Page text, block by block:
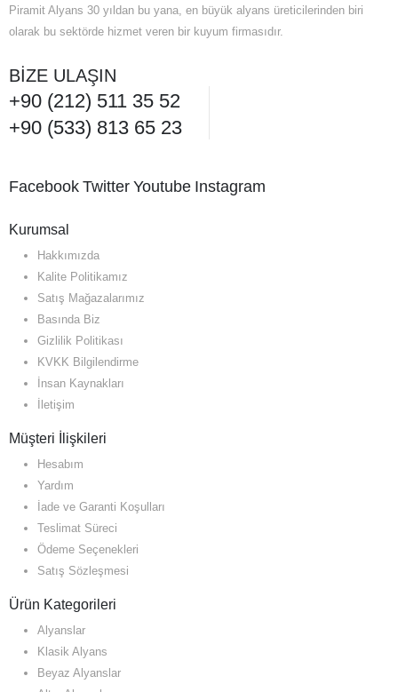
Piramit Alyans 30 yıldan bu yana, en büyük alyans üreticilerinden biri
olarak bu sektörde hizmet veren bir kuyum firmasıdır.
BIZE ULAŞIN
+90 (212) 511 35 52
+90 (533) 813 65 23
Facebook Twitter Youtube Instagram
Kurumsal
Hakkımızda
Kalite Politikamız
Satış Mağazalarımız
Basında Biz
Gizlilik Politikası
KVKK Bilgilendirme
İnsan Kaynakları
İletişim
Müşteri İlişkileri
Hesabım
Yardım
İade ve Garanti Koşulları
Teslimat Süreci
Ödeme Seçenekleri
Satış Sözleşmesi
Ürün Kategorileri
Alyanslar
Klasik Alyans
Beyaz Alyanslar